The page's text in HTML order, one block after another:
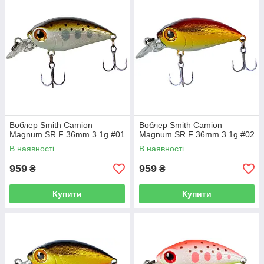
Приманки виготовляються в Японії, мають відмінну якість
фарбування. Для лову великої риби, такої як голавль або
жерех від 1 кілограма, рекомендується замінювати заводські
гачки на трохи більший розмір.
Воблер Smith Camion
Magnum SR F 36mm 3.1g #01
В наявності
959 ₴
Купити
Воблер Smith Camion
Magnum SR F 36mm 3.1g #02
В наявності
959 ₴
Купити